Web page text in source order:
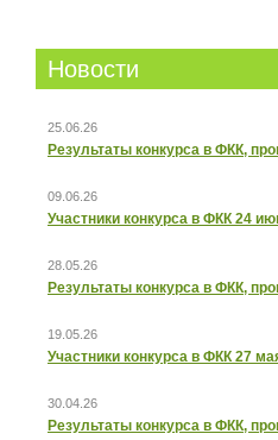
Новости
25.06.26
Результаты конкурса в ФКК,
09.06.26
Участники конкурса в ФКК 24
28.05.26
Результаты конкурса в ФКК,
19.05.26
Участники конкурса в ФКК 27
30.04.26
Результаты конкурса в ФКК,